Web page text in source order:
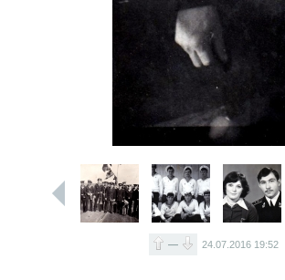
— 24.07.2016 19:52